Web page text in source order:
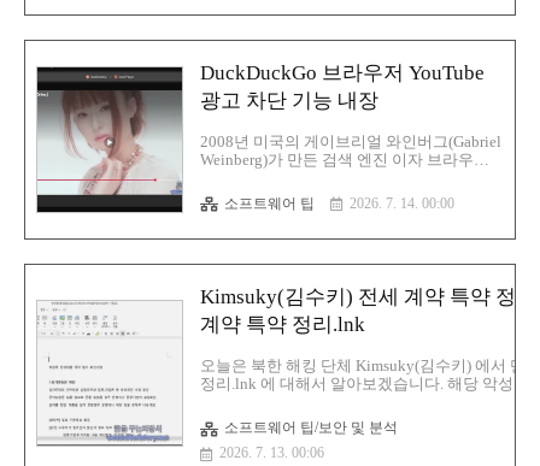
보호하는 기능을 제대로 수행하지 못하는 것
으로 나타났다.하나 이상의 문제가 있는 것
으로 표시된 앱들은 24억 회 이상 설치되었
음문제는 복잡한 것이 아니라 기본적인 것들
이며 29개의 앱은 암호화된 터널 외부로 사
용자 트래픽이 유출되도록 허용하는데 여기
에는 사용자가 방문하는 웹사이트를 드러내
는 DNS 조회 정보도 포함되며 61개의 앱은
DuckDuckGo 브라우저 YouTube
광고 차단 기능 내장
2008년 미국의 게이브리얼 와인버그(Gabriel
Weinberg)가 만든 검색 엔진 이자 브라우저
YouTube 광고 차단 기능 내장을 한 브라우저
를 출시했습니다.광고 차단 기능을 내장하여
다.해당 기능은 iOS, Mac, Windows용
DuckDuckGo 최신 버전에서 기본적으로 활
성화되어 있으며 안드로이드 사용자는 설정-
>광고 차단에서 수동으로 켤 수 있습니다.해
당 시스템은 uBlock Origin에서 제공하는 커
뮤니티 관리 필터 목록과 DuckDuckGo 자체
호환성 규칙을 함께 사용하면 광고 차단 기
능은 DuckDuckGo에 내장된 YouTube 플레
소프트웨어 팁 2026. 7. 14. 00:00
Kimsuky(김수키) 전세 계약 특약 정
계약 특약 정리.lnk
오늘은 북한 해킹 단체 Kimsuky(김수키) 에서 만
정리.lnk 에 대해서 알아보겠습니다. 해당 악성코
소프트웨어 팁/보안 및 분석
2026. 7. 13. 00:06